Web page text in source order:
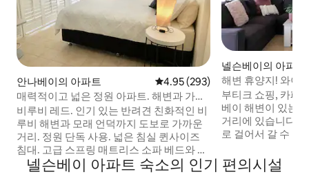
안나베이의 아파트 평점 4.95점(5점 만점), 후기 293
4.95 (293)
매력적이고 넓은 정원 아파트. 해변과 가깝
습니다.
비루비 레드. 인기 있는 반려견 친화적인 비
루비 해변과 모래 언덕까지 도보로 가까운
거리. 정원 단독 사용. 넓은 침실 퀸사이즈
침대. 고급 스프링 매트리스 소파 베드와 에
어컨이 있는 별도의 라운지 공간. 대형 스마
트 TV. 넷플릭스. 해안 산책의 시작. 유럽식
넬슨베이의 아파트
해변 휴양지! 와이
체크인, CBD
부티크 쇼핑, 카페,
베이 해변이 있는
거리에 있습니다.
로 걸어서 갈 수 있는 훌
코니, 스마트 TV와
인지, 오븐, 냉장고
넬슨베이 아파트 숙소의 인기 편의시설